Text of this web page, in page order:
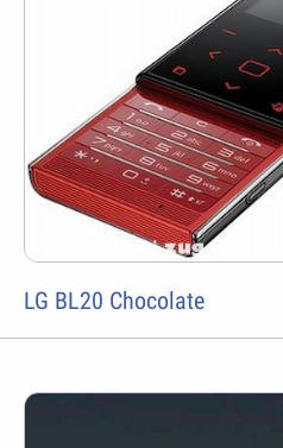
LG BL20 Chocolate